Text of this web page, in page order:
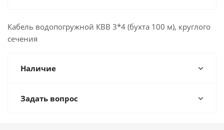
Кабель водопогружной КВВ 3*4 (бухта 100 м), круглого
сечения
Наличие
Задать вопрос